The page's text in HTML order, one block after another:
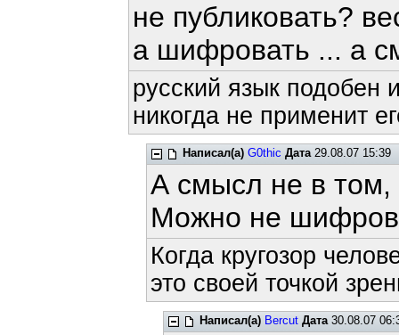
не публиковать?
а шифровать ... а
русский язык подобен
никогда не применит
Написал(а) G0thic Дата29.08.07 15:39
А смысл не в том,
Можно не
Когда кругозор
это своей точкой
Написал(а) Bercut Дата30.08.07